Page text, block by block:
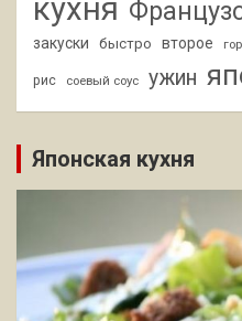
кухня
закуски
быстро второе
рис соевый соус ужин
Японская кухня